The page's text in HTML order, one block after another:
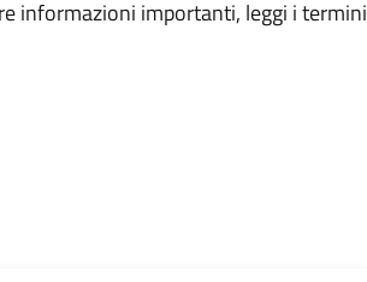
informazioni importanti, leggi i termini